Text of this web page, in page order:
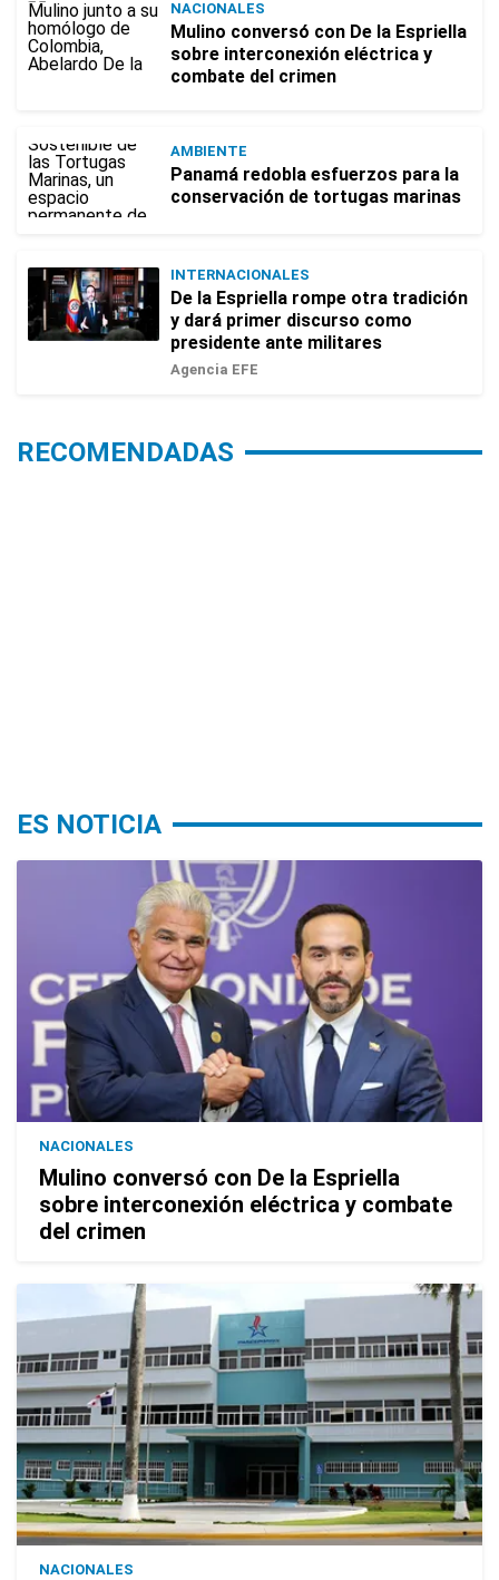
NACIONALES
Mulino conversó con De la Espriella
sobre interconexión eléctrica y
combate del crimen
AMBIENTE
Panamá redobla esfuerzos para la
conservación de tortugas marinas
INTERNACIONALES
De la Espriella rompe otra tradición
y dará primer discurso como
presidente ante militares
Agencia EFE
RECOMENDADAS
ES NOTICIA
NACIONALES
Mulino conversó con De la Espriella
sobre interconexión eléctrica y combate
del crimen
NACIONALES